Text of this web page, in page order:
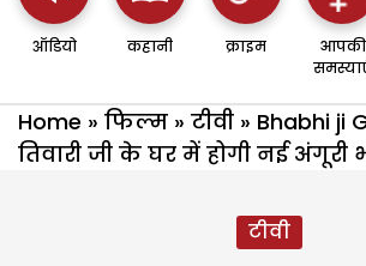
ऑडियो कहानी क्राइम
आपकी
Home » फिल्म » टीवी » Bhabhi ji
तिवारी जी के घर में होगी नई अंगूरी
टीवी